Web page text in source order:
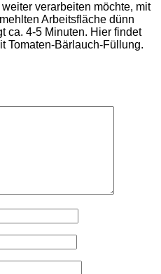
verarbeiten möchte, mit
Arbeitsfläche dünn
ca. 4-5 Minuten. Hier findet
Tomaten-Bärlauch-Füllung.